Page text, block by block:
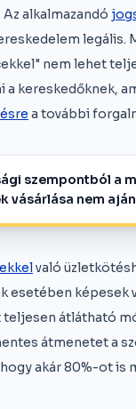
alkalmazandó
legális.
nem lehet
kereskedőknek,
a további
szempontból a
vásárlása nem
való
esetében képesek
átlátható
átmenetet a
akár 80%-ot is